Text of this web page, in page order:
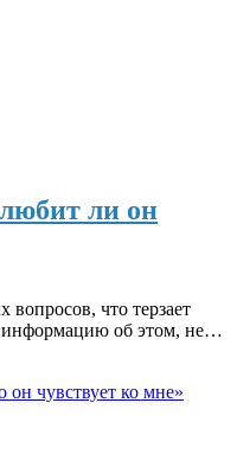
ли он
что терзает
информацию об этом, не…
чувствует ко мне»